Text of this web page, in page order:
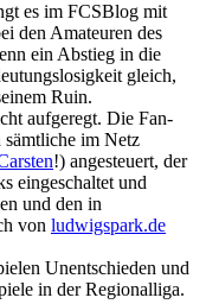
es im FCSBlog mit
den Amateuren des
ein Abstieg in die
gleich,
Ruin.
aufgeregt. Die Fan-
im Netz
!) angesteuert, der
eingeschaltet und
und den in
von ludwigspark.de
Unentschieden und
in der Regionalliga.